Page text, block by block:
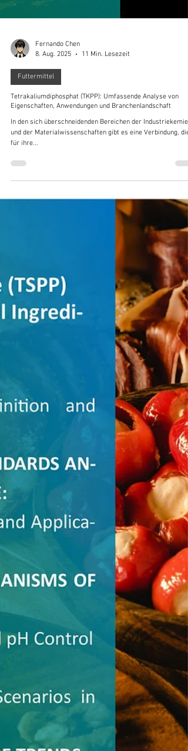
Fernando Chen
11 Min. Lesezeit
Futtermittel
Tetrakaliumdiphosphat (TKPP): Umfassende Analyse von
In den sich überschneidenden Bereichen der Industriekemie
und der Materialwissenschaften gibt es eine Verbindung, die